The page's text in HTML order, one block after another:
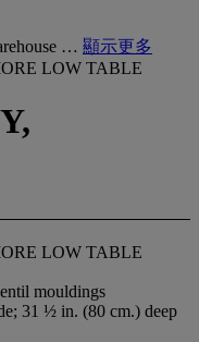
… 顯示更多
LOW TABLE
LOW TABLE
mouldings
31 ½ in. (80 cm.) deep